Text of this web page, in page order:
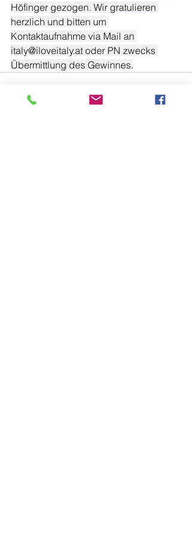
Höfinger gezogen. Wir gratulieren
herzlich und bitten um
Kontaktaufnahme via Mail an
italy@iloveitaly.at oder PN zwecks
Übermittlung des Gewinnes.